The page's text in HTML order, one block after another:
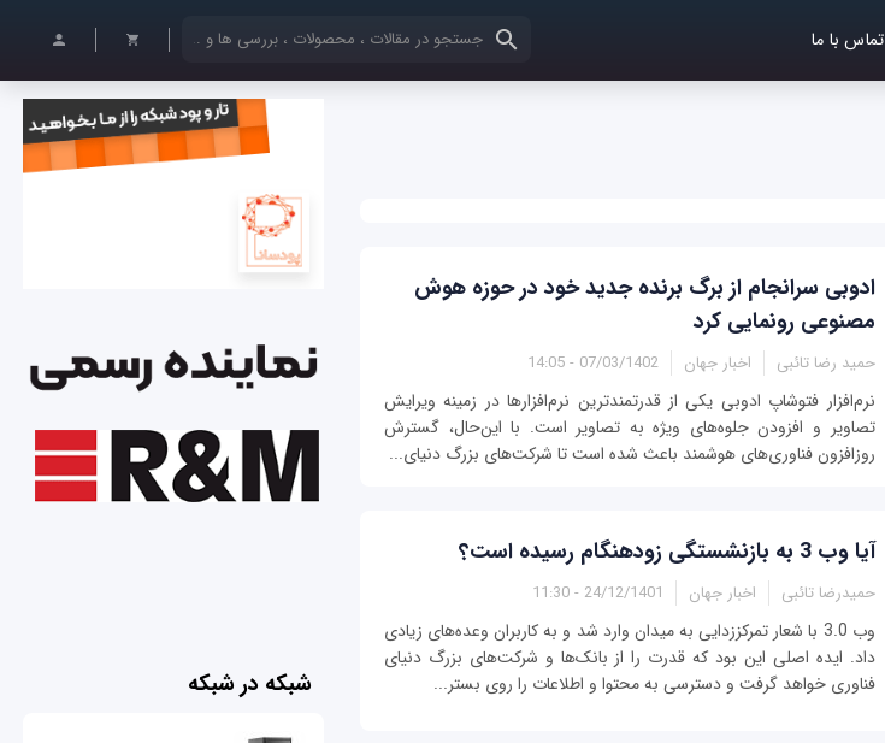
تماس با ما کلمات کلیدی خود را وارد کنید
ادوبی سرانجام از برگ برنده جدید خود در حوزه هوش
مصنوعی رونمایی کرد
حمید رضا تائبی اخبار جهان 07/03/1402 - 14:05
نرم‌افزار فتوشاپ ادوبی یکی از قدرتمندترین نرم‌افزارها در زمینه ویرایش
تصاویر و افزودن جلوه‌های ویژه به تصاویر است. با این‌حال، گسترش
روزافزون فناوری‌های هوشمند باعث شده است تا شرکت‌های بزرگ دنیای...
آیا وب 3 به بازنشستگی زودهنگام رسیده است؟
حمیدرضا تائبی اخبار جهان 24/12/1401 - 11:30
وب 3.0 با شعار تمرکززدایی به میدان وارد شد و به کاربران وعده‌های زیادی
داد. ایده اصلی این بود که قدرت را از بانک‌ها و شرکت‌های بزرگ دنیای
فناوری‌ خواهد گرفت و دسترسی به محتوا و اطلاعات را روی بستر...
شبکه در شبکه